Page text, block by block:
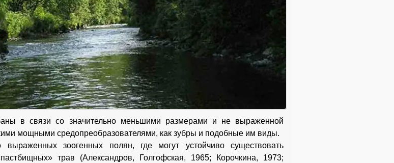
в связи со значительно меньшими размерами и не выраженной
мощными средопреобразователями, как зубры и подобные им виды.
зоогенных полян, где могут устойчиво существовать
трав (Александров, Голгофская, 1965; Корочкина, 1973;